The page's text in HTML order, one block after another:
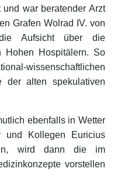
war beratender Arzt
Grafen Wolrad IV. von
Aufsicht über die
Hohen Hospitälern. So
wissenschaftlichen
der alten spekulativen
ebenfalls in Wetter
und Kollegen Euricius
wird dann die im
vorstellen